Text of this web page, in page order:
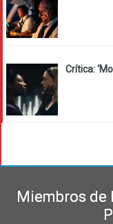
Crítica:
Miembros de